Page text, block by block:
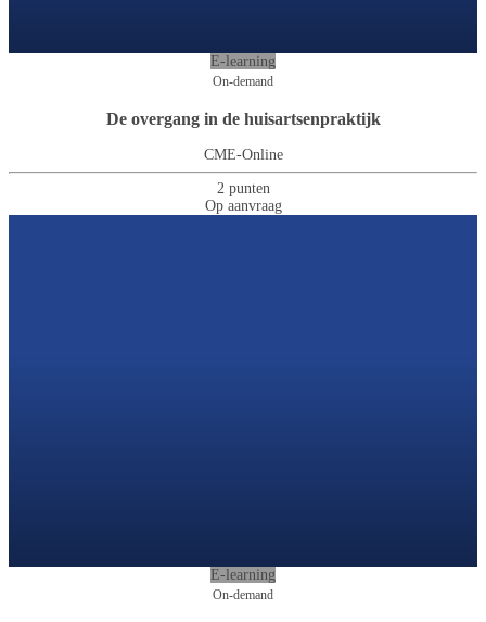
E-learning
On-demand
De overgang in de huisartsenpraktijk
CME-Online
2 punten
Op aanvraag
E-learning
On-demand